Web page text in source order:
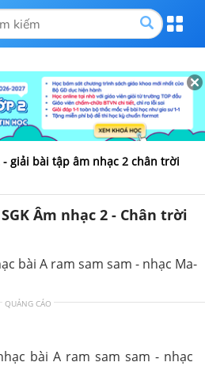
giải bài tập âm nhạc 2 chân trời
Âm nhạc 2 - Chân trời
bài A ram sam sam - nhạc Ma-
QUẢNG CÁO
bài A ram sam sam - nhạc